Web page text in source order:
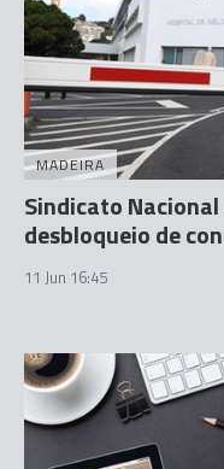
MADEIRA
Sindicato
desbloqueio de
11 Jun 16:45